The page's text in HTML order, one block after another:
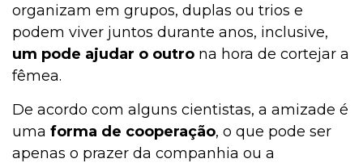
organizam em grupos, duplas ou trios e
podem viver juntos durante anos, inclusive,
um pode ajudar o outro na hora de cortejar a
fêmea.
De acordo com alguns cientistas, a amizade é
uma forma de cooperação, o que pode ser
apenas o prazer da companhia ou a